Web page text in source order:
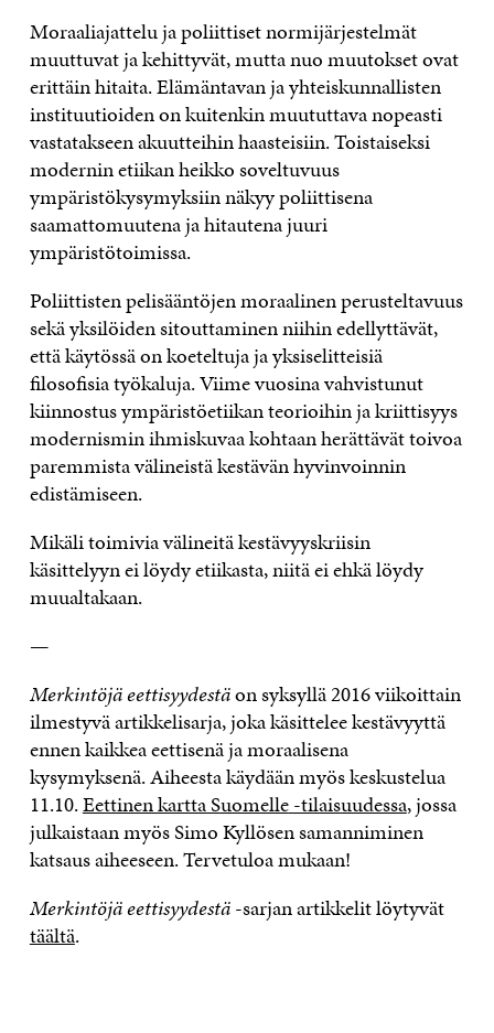
Moraaliajattelu ja poliittiset normijärjestelmät
muuttuvat ja kehittyvät, mutta nuo muutokset ovat
erittäin hitaita. Elämäntavan ja yhteiskunnallisten
instituutioiden on kuitenkin muututtava nopeasti
vastatakseen akuutteihin haasteisiin. Toistaiseksi
modernin etiikan heikko soveltuvuus
ympäristökysymyksiin näkyy poliittisena
saamattomuutena ja hitautena juuri
ympäristötoimissa.
Poliittisten pelisääntöjen moraalinen perusteltavuus
sekä yksilöiden sitouttaminen niihin edellyttävät,
että käytössä on koeteltuja ja yksiselitteisiä
filosofisia työkaluja. Viime vuosina vahvistunut
kiinnostus ympäristöetiikan teorioihin ja kriittisyys
modernismin ihmiskuvaa kohtaan herättävät toivoa
paremmista välineistä kestävän hyvinvoinnin
edistämiseen.
Mikäli toimivia välineitä kestävyyskriisin
käsittelyyn ei löydy etiikasta, niitä ei ehkä löydy
muualtakaan.
—
Merkintöjä eettisyydestäon syksyllä 2016 viikoittain
ilmestyvä artikkelisarja, joka käsittelee kestävyyttä
ennen kaikkea eettisenä ja moraalisena
kysymyksenä. Aiheesta käydään myös keskustelua
11.10.Eettinen kartta Suomelle-tilaisuudessa, jossa
julkaistaan myös Simo Kyllösen samanniminen
katsaus aiheeseen. Tervetuloa mukaan!
Merkintöjä eettisyydestä-sarjan artikkelit löytyvät
täältä.